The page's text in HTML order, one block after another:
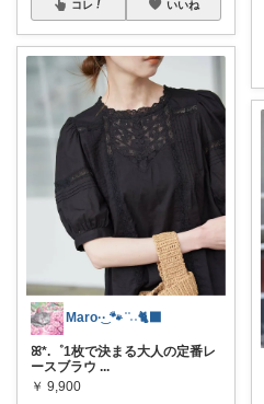
コレ いいね
Maro·͜· 🐾 ͗ ͗˒˒🐈‍⬛
ꕤ*.゜1枚で決まる大人の定番レ
ースブラウ ...
￥ 9,900